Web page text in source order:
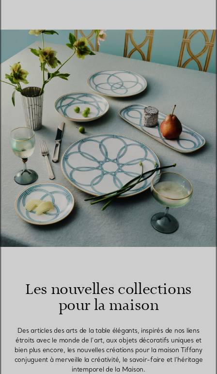
Les nouvelles collections
pour la maison
Des articles des arts de la table élégants, inspirés de nos liens
étroits avec le monde de l’art, aux objets décoratifs uniques et
bien plus encore, les nouvelles créations pour la maison Tiffany
conjuguent à merveille la créativité, le savoir-faire et l’héritage
intemporel de la Maison.